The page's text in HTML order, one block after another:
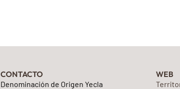
CONTACTO
Denominación de Origen Yecla
WEB